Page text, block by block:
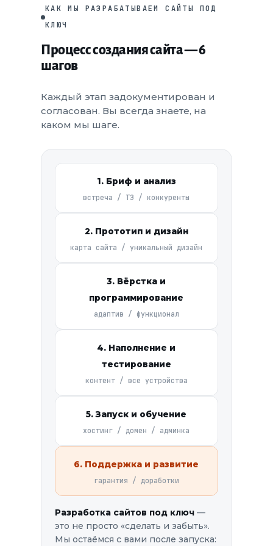
КАК МЫ РАЗРАБАТЫВАЕМ САЙТЫ ПОД
КЛЮЧ
Процесс создания сайта — 6
шагов
Каждый этап задокументирован и
согласован. Вы всегда знаете, на
каком мы шаге.
1. Бриф и анализ
встреча / ТЗ / конкуренты
2. Прототип и дизайн
карта сайта / уникальный дизайн
3. Вёрстка и
программирование
адаптив / функционал
4. Наполнение и
тестирование
контент / все устройства
5. Запуск и обучение
хостинг / домен / админка
6. Поддержка и развитие
гарантия / доработки
Разработка сайтов под ключ —
это не просто «сделать и забыть».
Мы остаёмся с вами после запуска: